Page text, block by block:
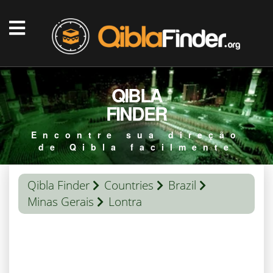
QIBLA
FINDER
Encontre sua direção
de Qibla facilmente
Qibla Finder Countries
Brazil
Minas Gerais
Lontra